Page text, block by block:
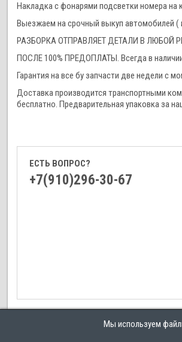
Мы используем
Накладка с фонарями подсветки номера на
Выезжаем на срочный выкуп автомобилей (
РАЗБОРКА ОТПРАВЛЯЕТ ДЕТАЛИ В
ПОСЛЕ 100% ПРЕДОПЛАТЫ. Всегда в
Гарантия на все бу запчасти две недели с
Доставка производится транспортными
бесплатно. Предварительная упаковка за
ЕСТЬ ВОПРОС?
+7(910)296-30-67